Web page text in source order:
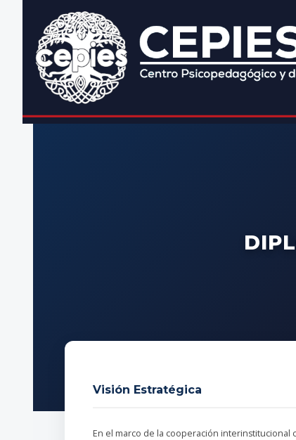
Visión Estratégica
En el marco de la cooperación interinstitucional